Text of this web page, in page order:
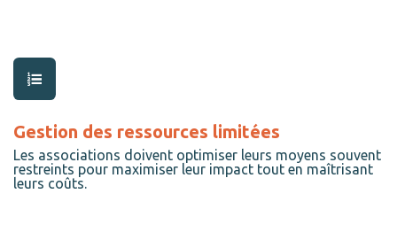
Gestion des ressources limitées
Les associations doivent optimiser leurs moyens souvent
restreints pour maximiser leur impact tout en maîtrisant
leurs coûts.